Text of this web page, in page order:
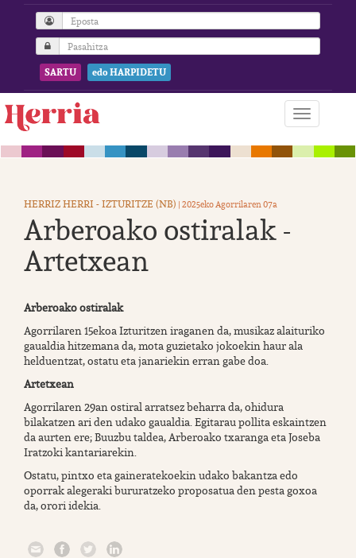
SARTU edo HARPIDETU
HERRIZ HERRI - IZTURITZE (NB) | 2025eko Agorrilaren 07a
Arberoako ostiralak -
Artetxean
Arberoako ostiralak
Agorrilaren 15ekoa Izturitzen iraganen da, musikaz alaituriko
gaualdia hitzemana da, mota guzietako jokoekin haur ala
helduentzat, ostatu eta janariekin erran gabe doa.
Artetxean
Agorrilaren 29an ostiral arratsez beharra da, ohidura
bilakatzen ari den udako gaualdia. Egitarau pollita eskaintzen
da aurten ere; Buuzbu taldea, Arberoako txaranga eta Joseba
Iratzoki kantariarekin.
Ostatu, pintxo eta gaineratekoekin udako bakantza edo
oporrak alegeraki bururatzeko proposatua den pesta goxoa
da, orori idekia.